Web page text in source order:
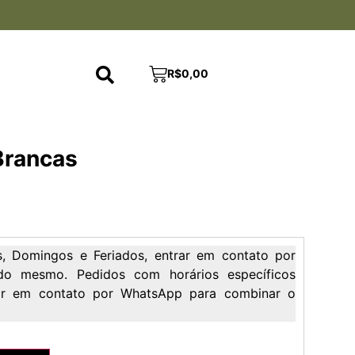
R$0,00
Domingos e Feriados, entrar em contato por
mesmo. Pedidos com horários específicos
em contato por WhatsApp para combinar o